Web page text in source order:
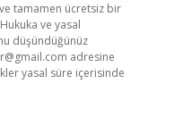
tamamen ücretsiz bir
ve yasal
düşündüğünüz
adresine
yasal süre içerisinde